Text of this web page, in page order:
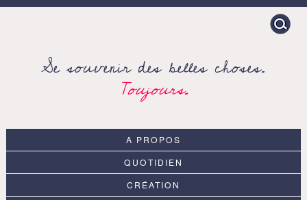
Search
for:
Se souvenir des belles choses.
Toujours.
A PROPOS
QUOTIDIEN
CRÉATION